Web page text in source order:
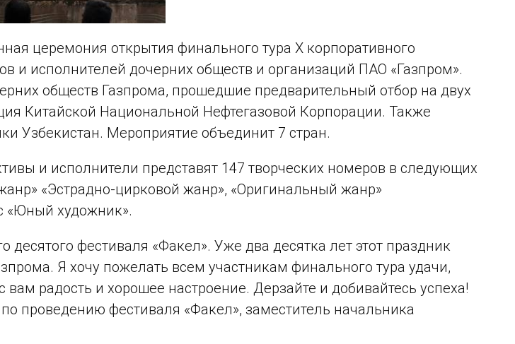
церемония открытия финального тура X корпоративного
и исполнителей дочерних обществ и организаций ПАО «Газпром».
обществ Газпрома, прошедшие предварительный отбор на двух
Китайской Национальной Нефтегазовой Корпорации. Также
Узбекистан. Мероприятие объединит 7 стран.
и исполнители представят 147 творческих номеров в следующих
«Эстрадно-цирковой жанр», «Оригинальный жанр»
«Юный художник».
фестиваля «Факел». Уже два десятка лет этот праздник
Я хочу пожелать всем участникам финального тура удачи,
радость и хорошее настроение. Дерзайте и добивайтесь успеха!
проведению фестиваля «Факел», заместитель начальника